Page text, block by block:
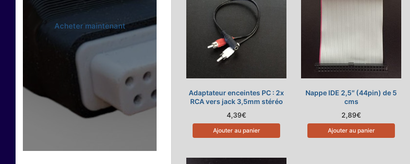
Adaptateur enceintes PC : 2x
RCA vers jack 3,5mm stéréo
4,39€
Ajouter au panier
Nappe IDE 2,5″ (44pin) de 5
cms
2,89€
Ajouter au panier
Acheter maintenant